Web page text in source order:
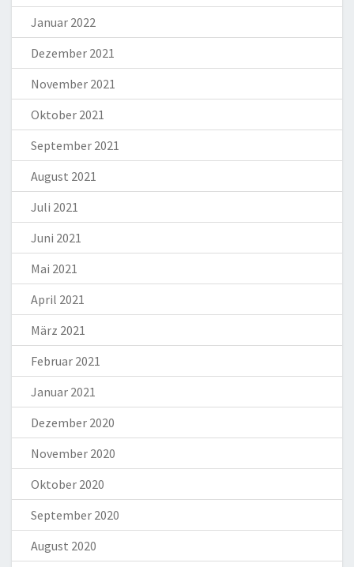
Januar 2022
Dezember 2021
November 2021
Oktober 2021
September 2021
August 2021
Juli 2021
Juni 2021
Mai 2021
April 2021
März 2021
Februar 2021
Januar 2021
Dezember 2020
November 2020
Oktober 2020
September 2020
August 2020